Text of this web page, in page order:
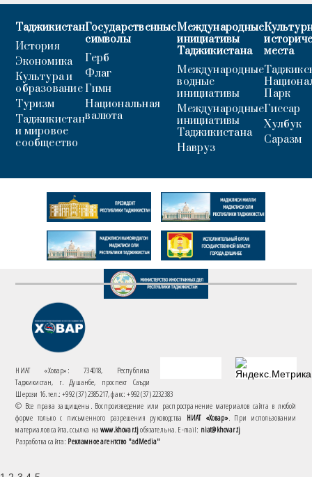
Таджикистан
История
Экономика
Культура и
образование
Туризм
Таджикистан
и мировое
сообщество
Государственные
символы
Герб
Флаг
Гимн
Национальная
валюта
Международные
инициативы
Таджикистана
Международные
водные
инициативы
Международные
инициативы
Таджикистана
Навруз
места
Парк
Гиссар
Хулбук
Саразм
НИАТ «Ховар»: 734018, Республика
Таджикистан, г. Душанбе, проспект Саъди
Шерози 16. тел.: +992 (37) 2385217, факс: +992 (37) 2232383
© Все права защищены. Воспроизведение или распространение материалов сайта в любой
форме только с письменного разрешения руководства НИАТ «Ховар». При использовании
материалов сайта, ссылка наwww.khovar.tjобязательна. E-mail: niat@khovar.tj
Разработка сайта: Рекламное агентство "adMedia"